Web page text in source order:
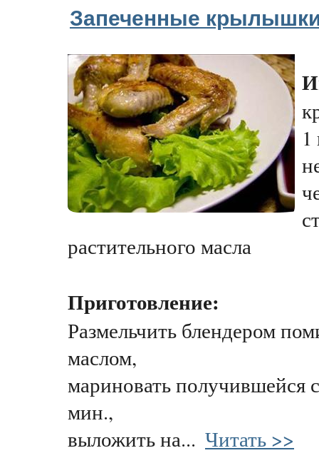
Запеченные
растительного масла
Приготовление:
Размельчить блендером
маслом,
мариновать
мин.,
выложить на... Читать >>